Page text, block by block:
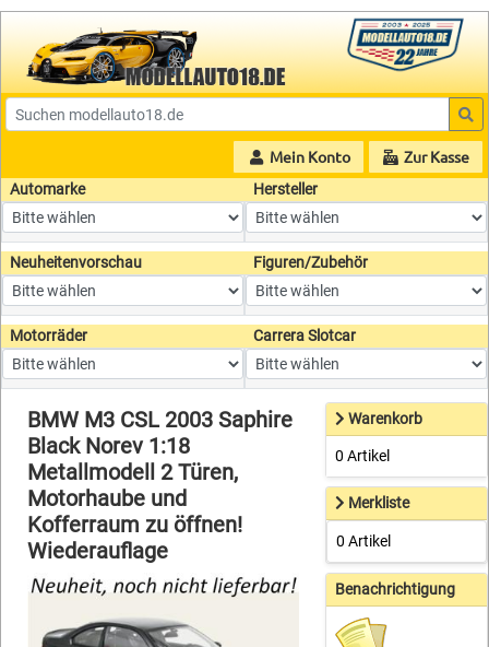
Mein Konto Zur Kasse
Automarke Hersteller
Neuheitenvorschau Figuren/Zubehör
Motorräder Carrera Slotcar
BMW M3 CSL 2003 Saphire
Black Norev 1:18
Metallmodell 2 Türen,
Motorhaube und
Kofferraum zu öffnen!
Wiederauflage
Warenkorb
0 Artikel
Merkliste
0 Artikel
Benachrichtigung